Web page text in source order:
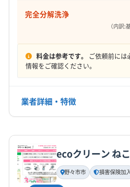
完全分解洗浄
（内訳:
料金は参考です。 ご依頼前には
情報をご確認ください。
業者詳細・特徴
基本情報
代表者名
水口
ecoクリーン ね
野々市市 損害保険加